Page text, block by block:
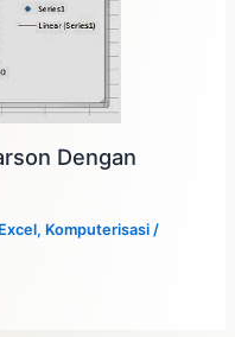
Dengan
Excel, Komputerisasi /